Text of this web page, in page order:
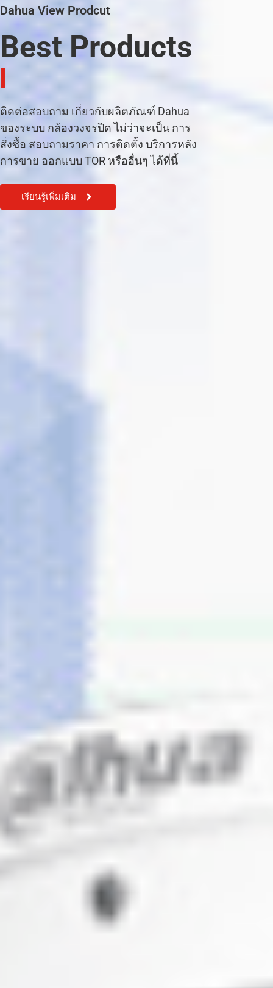
Dahua View Prodcut
Best Products
|
ติดต่อสอบถาม เกี่ยวกับผลิตภัณฑ์ Dahua
ของระบบ กล้องวงจรปิด ไม่ว่าจะเป็น การ
สั่งซื้อ สอบถามราคา การติดตั้ง บริการหลัง
การขาย ออกแบบ TOR หรืออื่นๆ ได้ที่นี้
เรียนรู้เพิ่มเติม